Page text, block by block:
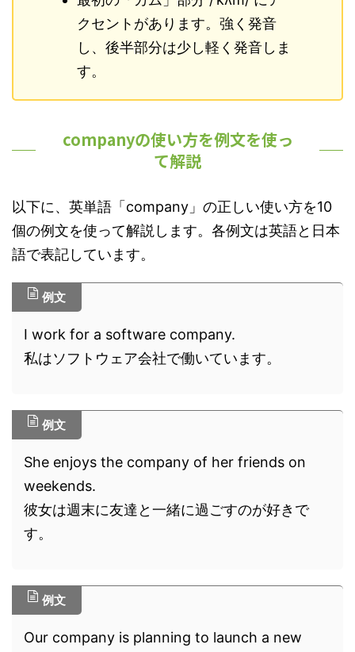
クセントがあります。強く発音
し、後半部分は少し軽く発音しま
す。
companyの使い方を例文を使っ
て解説
以下に、英単語「company」の正しい使い方を10
個の例文を使って解説します。各例文は英語と日本
語で表記しています。
例文
I work for a software company.
私はソフトウェア会社で働いています。
例文
She enjoys the company of her friends on
weekends.
彼女は週末に友達と一緒に過ごすのが好きで
す。
例文
Our company is planning to launch a new